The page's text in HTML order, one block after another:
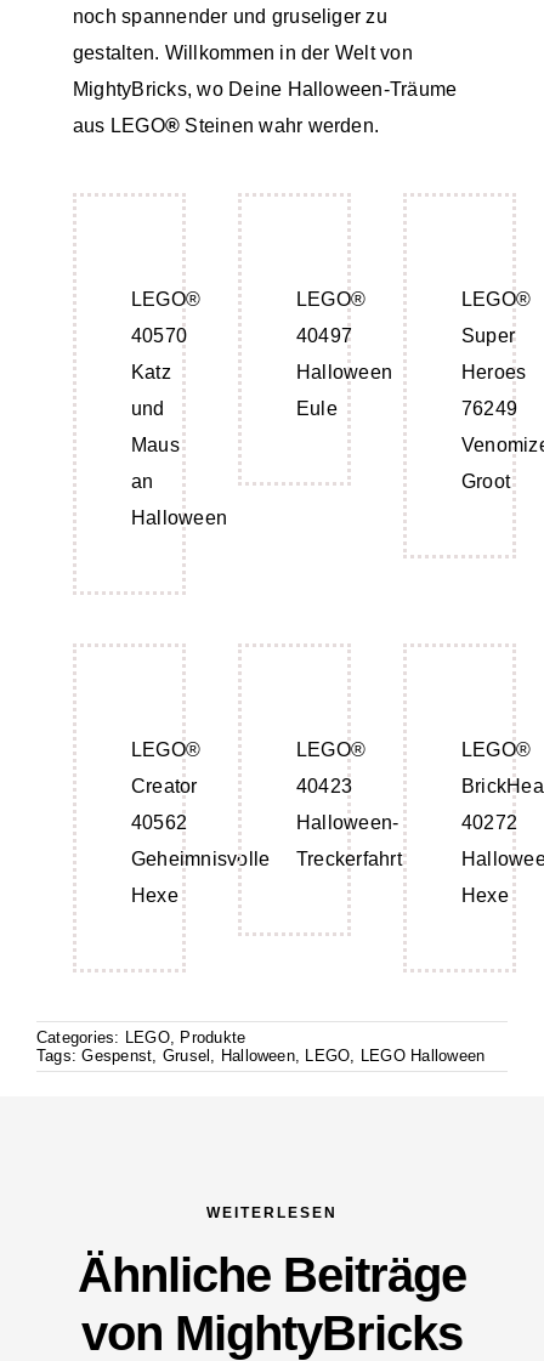
noch spannender und gruseliger zu
gestalten. Willkommen in der Welt von
MightyBricks, wo Deine Halloween-Träume
aus LEGO® Steinen wahr werden.
LEGO®
40570
Katz
und
Maus
an
Halloween
LEGO®
40497
Halloween
Eule
LEGO®
Super
Heroes
76249
Groot
LEGO®
Creator
40562
Geheimnisvolle
Hexe
LEGO®
40423
Halloween-
Treckerfahrt
LEGO®
40272
Hexe
Categories: LEGO, Produkte
Tags:Gespenst Grusel Halloween, LEGO LEGO Halloween
WEITERLESEN
Ähnliche Beiträge
von MightyBricks